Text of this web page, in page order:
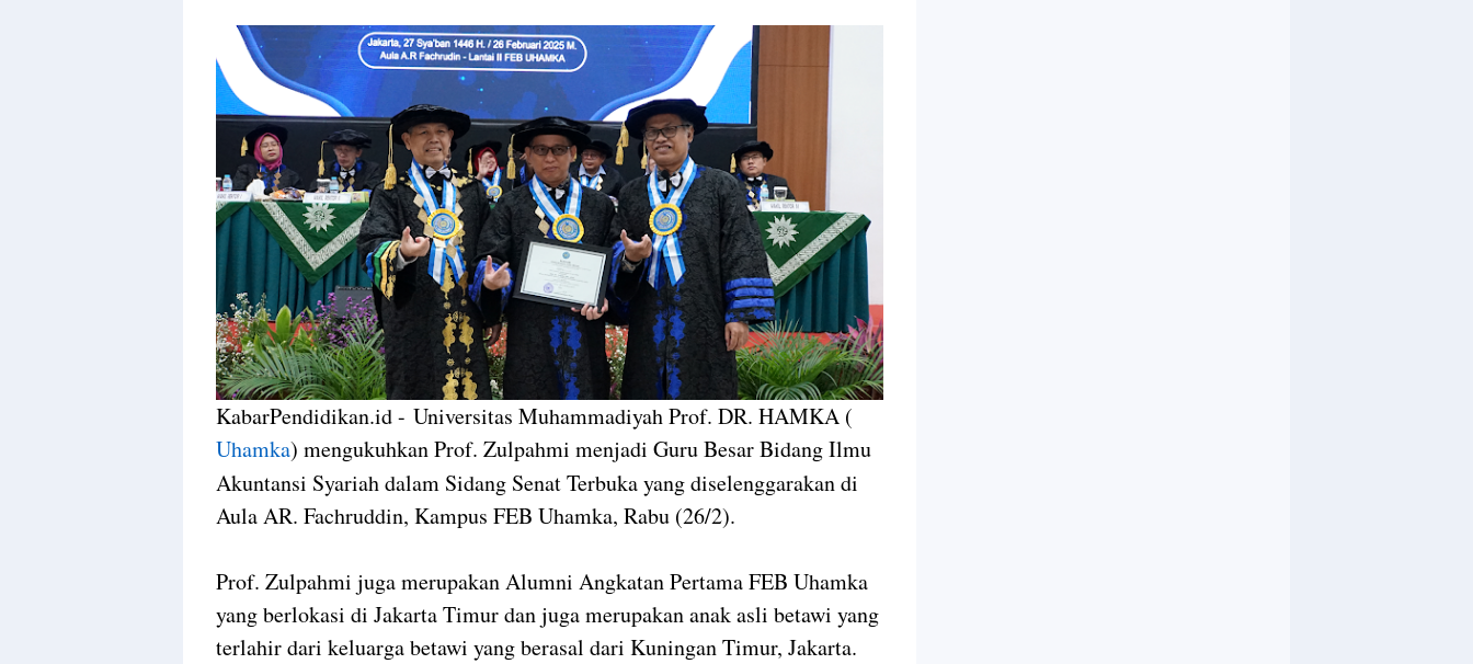
KabarPendidikan.id - Universitas Muhammadiyah Prof. DR. HAMKA (
Uhamka) mengukuhkan Prof. Zulpahmi menjadi Guru Besar Bidang Ilmu
Akuntansi Syariah dalam Sidang Senat Terbuka yang diselenggarakan di
Aula AR. Fachruddin, Kampus FEB Uhamka, Rabu (26/2).
Prof. Zulpahmi juga merupakan Alumni Angkatan Pertama FEB Uhamka
yang berlokasi di Jakarta Timur dan juga merupakan anak asli betawi yang
terlahir dari keluarga betawi yang berasal dari Kuningan Timur, Jakarta.